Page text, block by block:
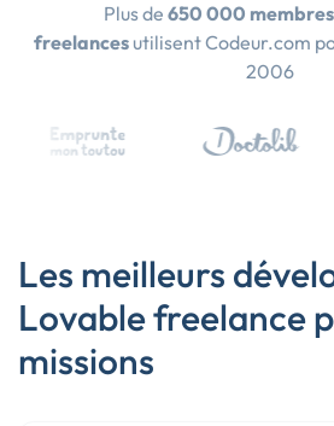
Plus de 650 000 membres
freelances utilisent Codeur.com
2006
Les meilleurs
Lovable freelance
missions